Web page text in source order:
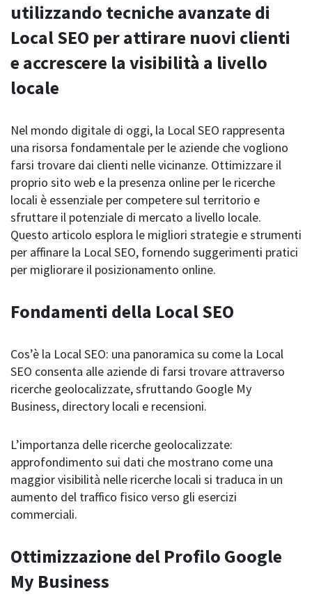
utilizzando tecniche avanzate di
Local SEO per attirare nuovi clienti
e accrescere la visibilità a livello
locale
Nel mondo digitale di oggi, la Local SEO rappresenta
una risorsa fondamentale per le aziende che vogliono
farsi trovare dai clienti nelle vicinanze. Ottimizzare il
proprio sito web e la presenza online per le ricerche
locali è essenziale per competere sul territorio e
sfruttare il potenziale di mercato a livello locale.
Questo articolo esplora le migliori strategie e strumenti
per affinare la Local SEO, fornendo suggerimenti pratici
per migliorare il posizionamento online.
Fondamenti della Local SEO
Cos’è la Local SEO: una panoramica su come la Local
SEO consenta alle aziende di farsi trovare attraverso
ricerche geolocalizzate, sfruttando Google My
Business, directory locali e recensioni.
L’importanza delle ricerche geolocalizzate:
approfondimento sui dati che mostrano come una
maggior visibilità nelle ricerche locali si traduca in un
aumento del traffico fisico verso gli esercizi
commerciali.
Ottimizzazione del Profilo Google
My Business